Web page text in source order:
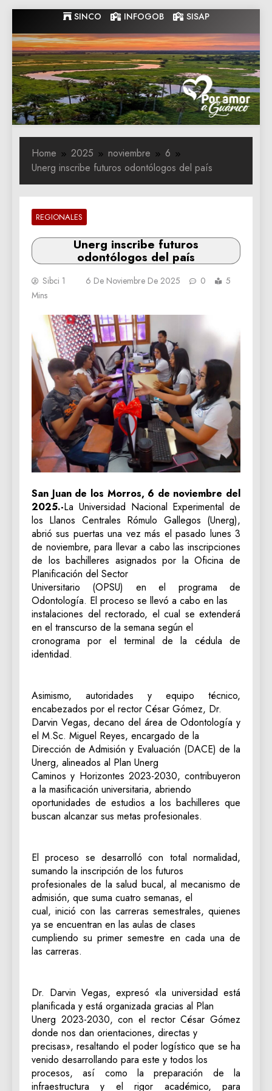
to
content
SINCO INFOGOB SISAP
Gobernacion
de Guarico
Gobernacion de Guarico
Home 2025 noviembre
6
Unerg inscribe futuros odontólogos del país
REGIONALES
Unerg inscribe futuros
odontólogos del país
Sibci 1 6 De Noviembre De 2025 0
5
Mins
San Juan de los Morros, 6 de noviembre del
2025.-La Universidad Nacional Experimental de
los Llanos Centrales Rómulo Gallegos (Unerg),
abrió sus puertas una vez más el pasado lunes 3
de noviembre, para llevar a cabo las inscripciones
de los bachilleres asignados por la Oficina de
Planificación del Sector
Universitario (OPSU) en el programa de
Odontología. El proceso se llevó a cabo en las
instalaciones del rectorado, el cual se extenderá
en el transcurso de la semana según el
cronograma por el terminal de la cédula de
identidad.
Asimismo, autoridades y equipo técnico,
encabezados por el rector César Gómez, Dr.
Darvin Vegas, decano del área de Odontología y
el M.Sc. Miguel Reyes, encargado de la
Dirección de Admisión y Evaluación (DACE) de la
Unerg, alineados al Plan Unerg
Caminos y Horizontes 2023-2030, contribuyeron
a la masificación universitaria, abriendo
oportunidades de estudios a los bachilleres que
buscan alcanzar sus metas profesionales.
El proceso se desarrolló con total normalidad,
sumando la inscripción de los futuros
profesionales de la salud bucal, al mecanismo de
admisión, que suma cuatro semanas, el
cual, inició con las carreras semestrales, quienes
ya se encuentran en las aulas de clases
cumpliendo su primer semestre en cada una de
las carreras.
Dr. Darvin Vegas, expresó «la universidad está
planificada y está organizada gracias al Plan
Unerg 2023-2030, con el rector César Gómez
donde nos dan orientaciones, directas y
precisas», resaltando el poder logístico que se ha
venido desarrollando para este y todos los
procesos, así como la preparación de la
infraestructura y el rigor académico, para